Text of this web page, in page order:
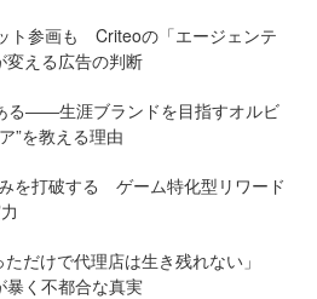
ト参画も Criteoの「エージェンテ
変える広告の判断
る――生涯ブランドを目指すオルビ
”を教える理由
を打破する ゲーム特化型リワード
ただけで代理店は生き残れない」
暴く不都合な真実